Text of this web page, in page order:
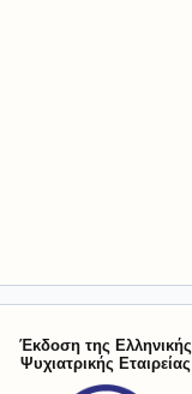
Έκδοση της Ελληνικής
Ψυχιατρικής Εταιρείας